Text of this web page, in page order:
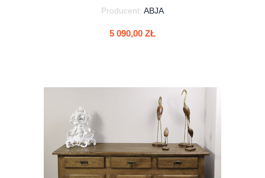
Producent: ABJA
5 090,00 ZŁ